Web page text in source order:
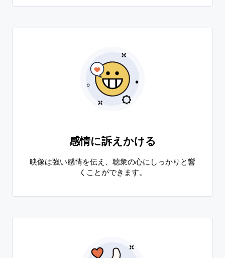
感情に訴えかける
映像は強い感情を伝え、聴衆の心にしっかりと響
くことができます。